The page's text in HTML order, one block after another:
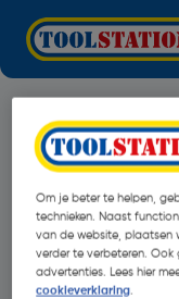
Om je beter te helpen,
technieken. Naast
van de website, plaatsen
verder te verbeteren. Ook
advertenties. Lees hier
cookieverklaring.